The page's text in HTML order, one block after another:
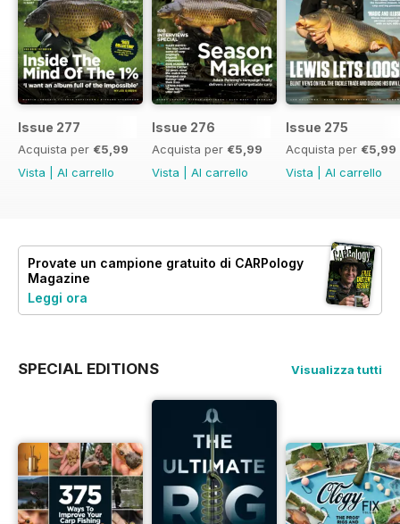
Issue 277
Acquista per €5,99
Vista
Al carrello
Issue 276
Acquista per €5,99
Vista
Al carrello
Issue 275
Acquista per €5,99
Vista
Al carrello
Provate un campione gratuito di CARPology
Magazine
Leggi ora
SPECIAL EDITIONS Visualizza tutti